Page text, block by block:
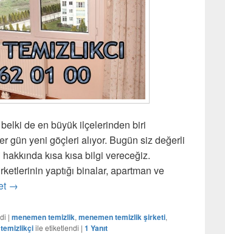
de en büyük ilçelerinden biri
gün yeni göçleri alıyor. Bugün siz değerli
kısa kısa bilgi vereceğiz.
yaptığı binalar, apartman ve
Menemen Temizlikçi
→
| menemen temizlik, menemen temizlik şirketi,
ile etiketlendi | 1 Yanıt